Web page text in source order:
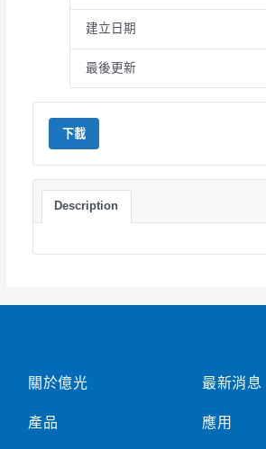
建立日期
最後更新
下載
Description
關於億光
產品
最新消息
應用